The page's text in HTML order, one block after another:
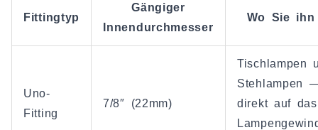
Fittingtyp
Gängiger
Innendurchmesser
Wo Sie
Uno-
Fitting
7/8″ (22mm)
Tischlampen
Stehlampen
direkt auf das